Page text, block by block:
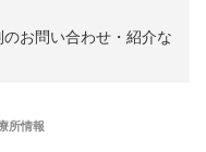
お問い合わせ・紹介な
所情報